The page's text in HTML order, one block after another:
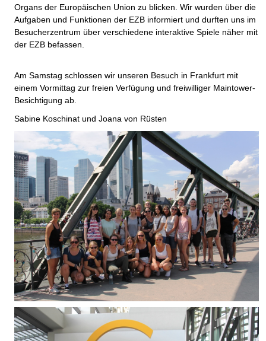
Organs der Europäischen Union zu blicken. Wir wurden über die
Aufgaben und Funktionen der EZB informiert und durften uns im
Besucherzentrum über verschiedene interaktive Spiele näher mit
der EZB befassen.
Am Samstag schlossen wir unseren Besuch in Frankfurt mit
einem Vormittag zur freien Verfügung und freiwilliger Maintower-
Besichtigung ab.
Sabine Koschinat und Joana von Rüsten